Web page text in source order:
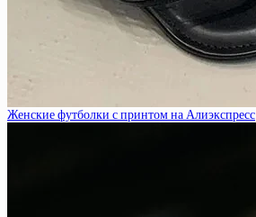
Женские футболки с принтом на Алиэкспресс